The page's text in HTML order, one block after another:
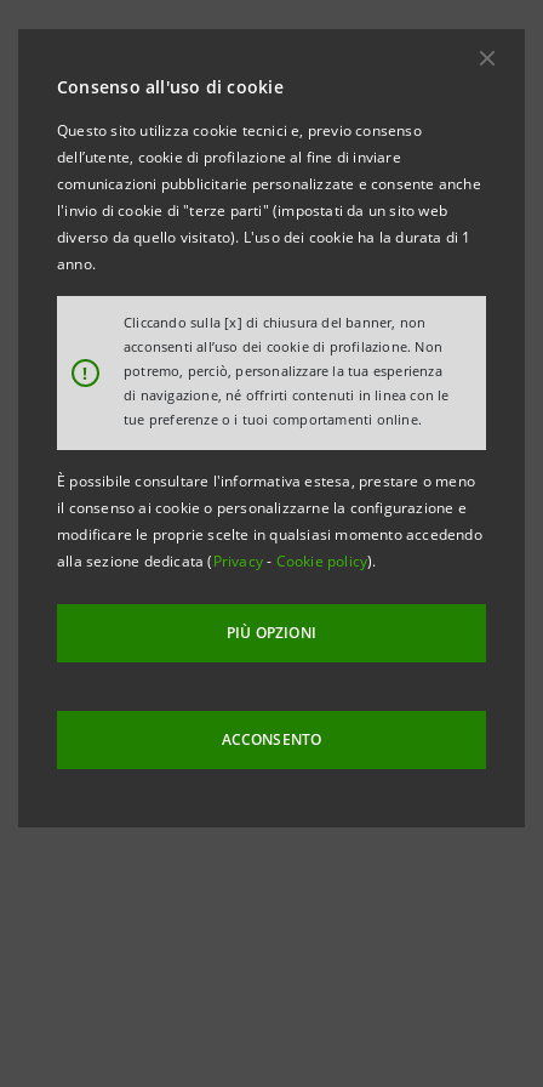
Consenso all'uso di cookie
Questo sito utilizza cookie tecnici e, previo consenso
dell’utente, cookie di profilazione al fine di inviare
comunicazioni pubblicitarie personalizzate e consente anche
l'invio di cookie di "terze parti" (impostati da un sito web
diverso da quello visitato). L'uso dei cookie ha la durata di 1
anno.
!
Cliccando sulla [x] di chiusura del banner, non
acconsenti all’uso dei cookie di profilazione. Non
potremo, perciò, personalizzare la tua esperienza
di navigazione, né offrirti contenuti in linea con le
tue preferenze o i tuoi comportamenti online.
È possibile consultare l'informativa estesa, prestare o meno
il consenso ai cookie o personalizzarne la configurazione e
modificare le proprie scelte in qualsiasi momento accedendo
alla sezione dedicata (Privacy- Cookie policy).
PIÙ OPZIONI
ACCONSENTO